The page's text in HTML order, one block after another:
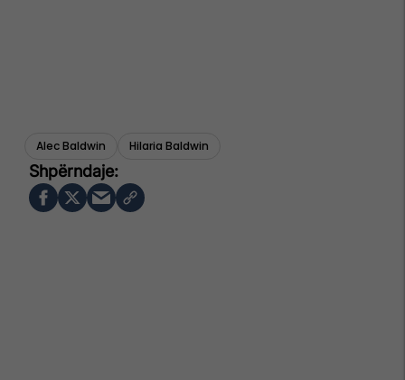
Alec Baldwin Hilaria Baldwin